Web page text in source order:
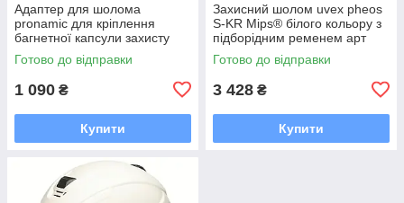
Адаптер для шолома
pronamic для кріплення
багнетної капсули захисту
слуху та/або напівкозирка
uvex pronamic
Готово до відправки
1 090 ₴
Купити
Захисний шолом uvex pheos
S-KR Mips® білого кольору з
підборідним ременем арт
9772090
Готово до відправки
3 428 ₴
Купити